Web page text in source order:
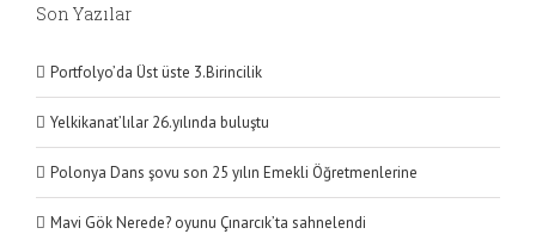
Son Yazılar
Portfolyo’da Üst üste 3.Birincilik
Yelkikanat’lılar 26.yılında buluştu
Polonya Dans şovu son 25 yılın Emekli Öğretmenlerine
Mavi Gök Nerede? oyunu Çınarcık’ta sahnelendi